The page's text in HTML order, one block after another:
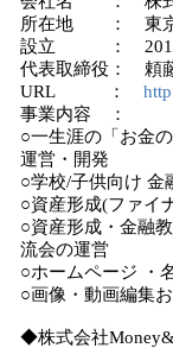
所在地 ： 東京
設立 ： 2015
代表取締役： 頼
URL ：
事業内容 ：
○一生涯の「お金
運営・開発
○学校/子供向け 金
○資産形成(ファイ
○資産形成・金融
流会の運営
○ホームページ ・
○画像・動画編集
◆株式会社